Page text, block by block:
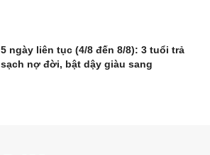
5 ngày liên tục (4/8 đến 8/8): 3 tuổi trả
sạch nợ đời, bật dậy giàu sang